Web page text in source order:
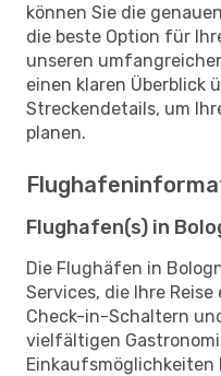
können Sie die
die beste Option für
unseren
einen klaren Überblick
Streckendetails, um
planen.
Flughafen(s) in
Die Flughäfen in
Services, die Ihre
Check-in-Schaltern
vielfältigen
Einkaufsmöglichkeiten